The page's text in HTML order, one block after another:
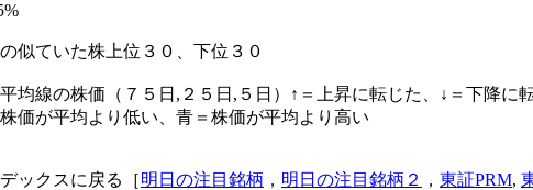
似ていた株上位３０、下位３０
均線の株価（７５日,２５日,５日）↑＝上昇に転じた、↓＝下降に
価が平均より低い、青＝株価が平均より高い
ックスに戻る［明日の注目銘柄 ， 明日の注目銘柄２ ， 東証PRM,